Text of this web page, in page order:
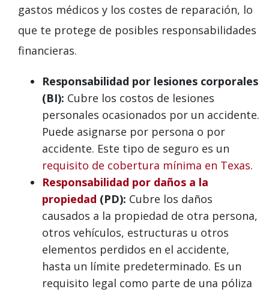
gastos médicos y los costes de reparación, lo
que te protege de posibles responsabilidades
financieras.
Responsabilidad por lesiones corporales
(BI): Cubre los costos de lesiones
personales ocasionados por un accidente.
Puede asignarse por persona o por
accidente. Este tipo de seguro es un
requisito de cobertura mínima en Texas.
Responsabilidad por daños a la
propiedad (PD): Cubre los daños
causados ​​a la propiedad de otra persona,
otros vehículos, estructuras u otros
elementos perdidos en el accidente,
hasta un límite predeterminado. Es un
requisito legal como parte de una póliza